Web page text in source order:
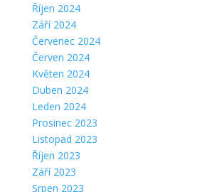
Říjen 2024
Září 2024
Červenec 2024
Červen 2024
Květen 2024
Duben 2024
Leden 2024
Prosinec 2023
Listopad 2023
Říjen 2023
Září 2023
Srpen 2023